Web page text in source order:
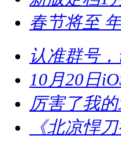
春节将至
认准群号
10月20日
厉害了我
《北凉悍